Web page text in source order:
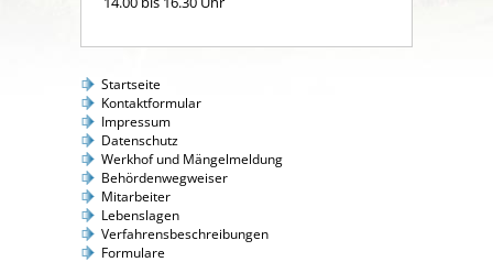
Startseite
Kontaktformular
Impressum
Datenschutz
Werkhof und Mängelmeldung
Behördenwegweiser
Mitarbeiter
Lebenslagen
Verfahrensbeschreibungen
Formulare